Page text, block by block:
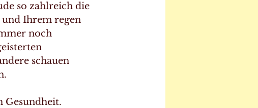
so zahlreich die
und Ihrem regen
noch
schauen
Gesundheit.